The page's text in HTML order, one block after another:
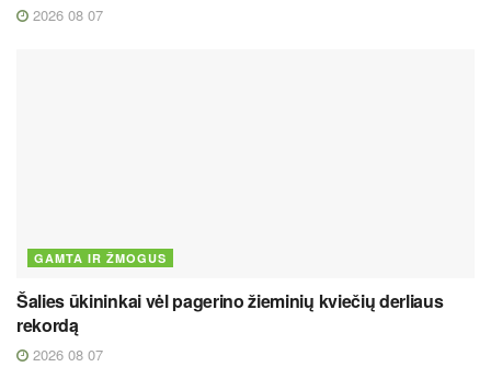
2026 08 07
GAMTA IR ŽMOGUS
Šalies ūkininkai vėl pagerino žieminių kviečių derliaus
rekordą
2026 08 07